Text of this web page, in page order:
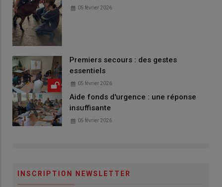
05 février 2026
Premiers secours : des gestes
essentiels
05 février 2026
Aide fonds d'urgence : une réponse
insuffisante
05 février 2026
INSCRIPTION NEWSLETTER